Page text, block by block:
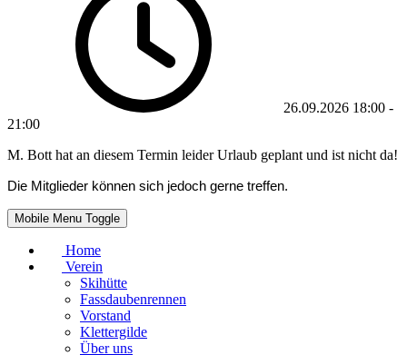
26.09.2026 18:00 -
21:00
M. Bott hat an diesem Termin leider Urlaub geplant und ist nicht da!
Die Mitglieder können sich jedoch gerne treffen.
Mobile Menu Toggle
Home
Verein
Skihütte
Fassdaubenrennen
Vorstand
Klettergilde
Über uns